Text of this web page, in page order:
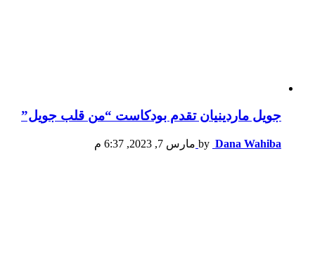
جويل ماردينيان تقدم بودكاست “من قلب جويل”
by Dana Wahiba مارس 7, 2023, 6:37 م